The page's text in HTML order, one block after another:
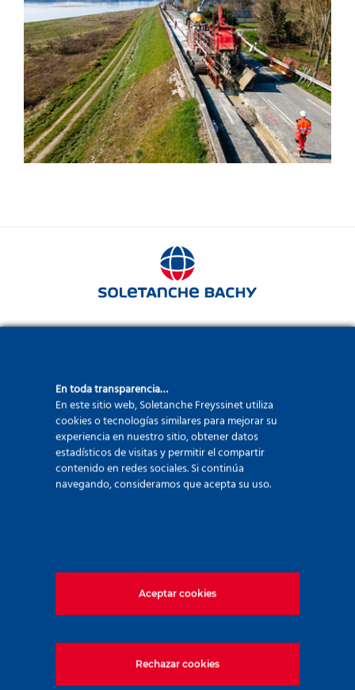
Impermeabilización
+33 (0)1 47 76 42 62
www.soletanche-bachy.com
Proyectos
Medio ambiente
En toda transparencia…
En este sitio web, Soletanche Freyssinet utiliza
cookies o tecnologías similares para mejorar su
experiencia en nuestro sitio, obtener datos
estadísticos de visitas y permitir el compartir
contenido en redes sociales. Si continúa
navegando, consideramos que acepta su uso.
Aceptar cookies
Rechazar cookies